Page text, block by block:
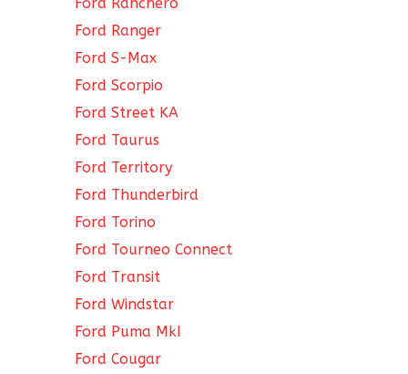
Ford Ranger
Ford S-Max
Ford Scorpio
Ford Street KA
Ford Taurus
Ford Territory
Ford Thunderbird
Ford Torino
Ford Tourneo Connect
Ford Transit
Ford Windstar
Ford Puma MkI
Ford Cougar